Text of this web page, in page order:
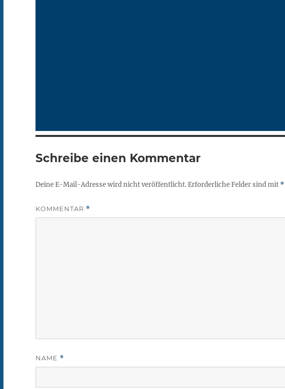
Schreibe einen Kommentar
Deine E-Mail-Adresse wird nicht veröffentlicht.Erforderliche Felder sind mit *
KOMMENTAR *
NAME *